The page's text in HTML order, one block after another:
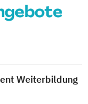
Weiterbildung